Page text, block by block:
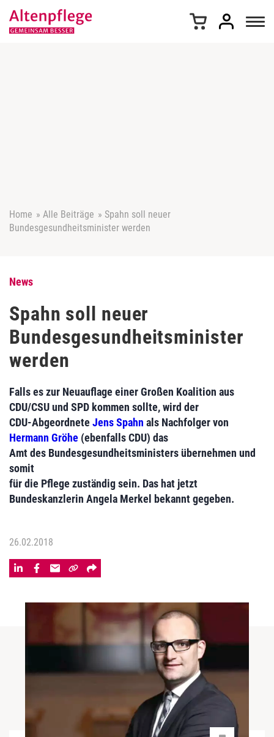
Home » Alle Beiträge » Spahn soll neuer
Bundesgesundheitsminister werden
News
Spahn soll neuer
Bundesgesundheitsminister
werden
Falls es zur Neuauflage einer Großen Koalition aus
CDU/CSU und SPD kommen sollte, wird der
CDU-Abgeordnete Jens Spahn als Nachfolger von
Hermann Gröhe (ebenfalls CDU) das
Amt des Bundesgesundheitsministers übernehmen und
somit
für die Pflege zuständig sein. Das hat jetzt
Bundeskanzlerin Angela Merkel bekannt gegeben.
26.02.2018